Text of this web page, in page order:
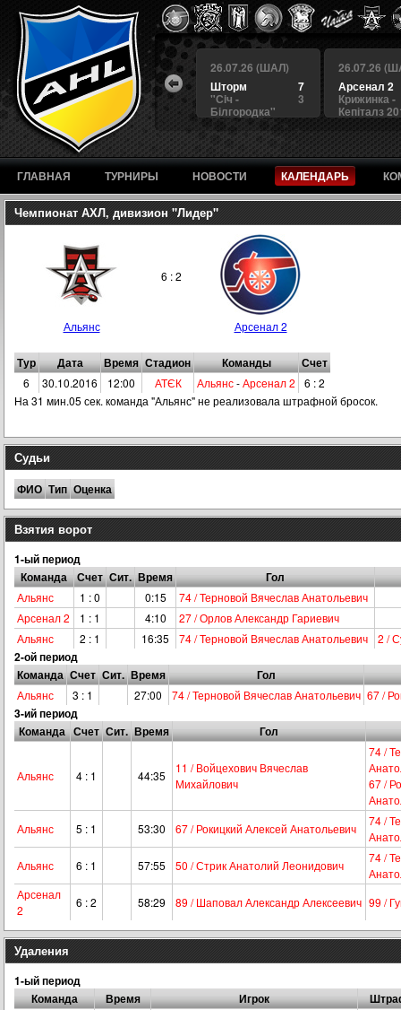
4
4
26.07.26 (ШАЛ)
3
БЕРКУТ
1
Альянс
26.07.26 (ШАЛ)
7
Шторм
3
"Сiч -
Білгородка"
26.07.26
Арсенал 2
Крижинка -
Кепіталз
ГЛАВНАЯ ТУРНИРЫ НОВОСТИ КАЛЕНДАРЬ
Чемпионат АХЛ, дивизион "Лидер"
6 : 2
Альянс Арсенал 2
Тур Дата Время Стадион Команды Счет
6 30.10.2016 12:00 АТЄК Альянс-Арсенал 2
6 : 2
На 31 мин.05 сек. команда "Альянс" не реализовала штрафной бросок.
Судьи
ФИО Тип Оценка
Взятия ворот
1-ый период
Команда
Счет Сит. Время Гол
Альянс 1 : 0 0:15
74 / Терновой Вячеслав Анатольевич
Арсенал 2
1 : 1 4:10
27 / Орлов Александр Гариевич
Альянс
2 : 1 16:35 74 / Терновой Вячеслав Анатольевич 2 /
2-ой период
Команда Счет Сит. Время Гол
Альянс 3 : 1 27:00 74 / Терновой Вячеслав Анатольевич 67 /
3-ий период
Команда Счет Сит. Время Гол
Альянс 4 : 1 44:35
11 / Войцехович Вячеслав
Михайлович
74 /
67 /
Альянс
5 : 1 53:30 67 / Рокицкий Алексей Анатольевич
74 /
Альянс
6 : 1 57:55 50 / Стрик Анатолий Леонидович
74 /
Арсенал
2
6 : 2 58:29 89 / Шаповал Александр Алексеевич 99 /
Удаления
1-ый период
Команда
Время Игрок